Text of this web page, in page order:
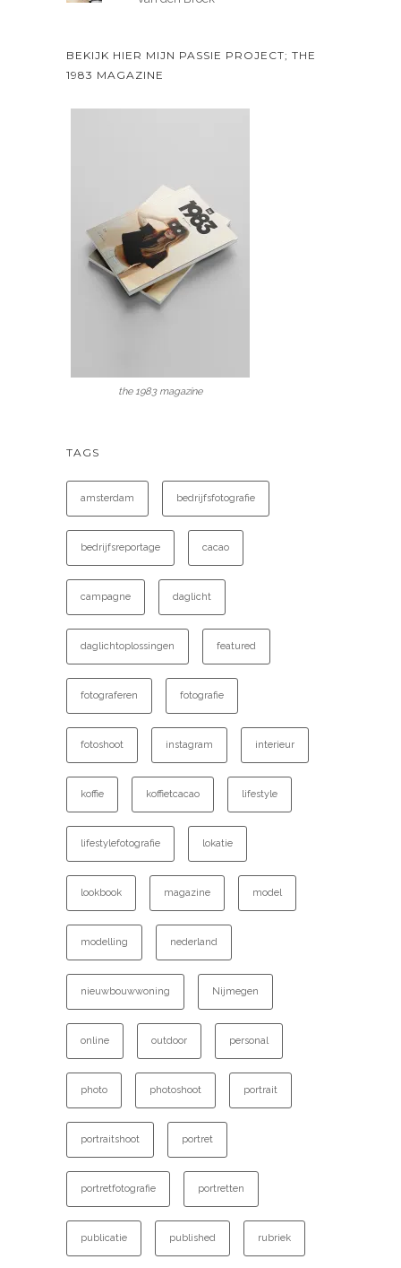
BEKIJK HIER MIJN PASSIE PROJECT; THE
1983 MAGAZINE
the 1983 magazine
TAGS
amsterdam bedrijfsfotografie
bedrijfsreportage cacao
campagne daglicht
daglichtoplossingen featured
fotograferen fotografie
fotoshoot instagram interieur
koffie koffietcacao lifestyle
lifestylefotografie lokatie
lookbook magazine model
modelling nederland
nieuwbouwwoning Nijmegen
online outdoor personal
photo photoshoot portrait
portraitshoot portret
portretfotografie portretten
publicatie published rubriek